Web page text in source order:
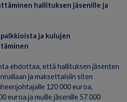
hallituksen jäsenille ja
ja kulujen
ehdottaa, että hallituksen jäsenten
ja maksettaisiin siten
120 000 euroa,
euroa ja muille jäsenille 57 000